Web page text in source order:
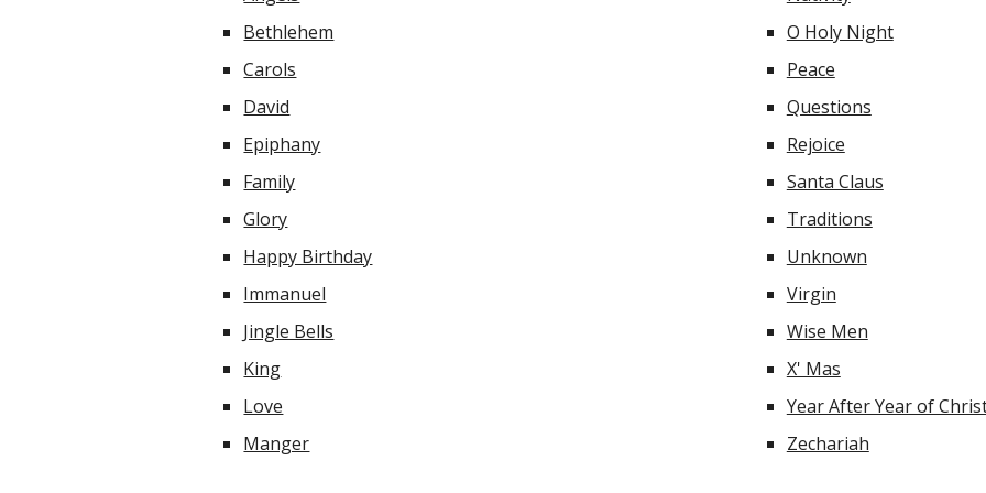
Bethlehem
Carols
David
Epiphany
Family
Glory
Happy Birthday
Immanuel
Jingle Bells
King
Love
Manger
O Holy Night
Peace
Questions
Rejoice
Santa Claus
Traditions
Unknown
Virgin
Wise Men
X' Mas
Year After Year of
Zechariah